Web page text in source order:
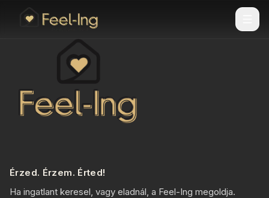
Érzed. Érzem. Érted!
Ha ingatlant keresel, vagy eladnál, a Feel-Ing megoldja.